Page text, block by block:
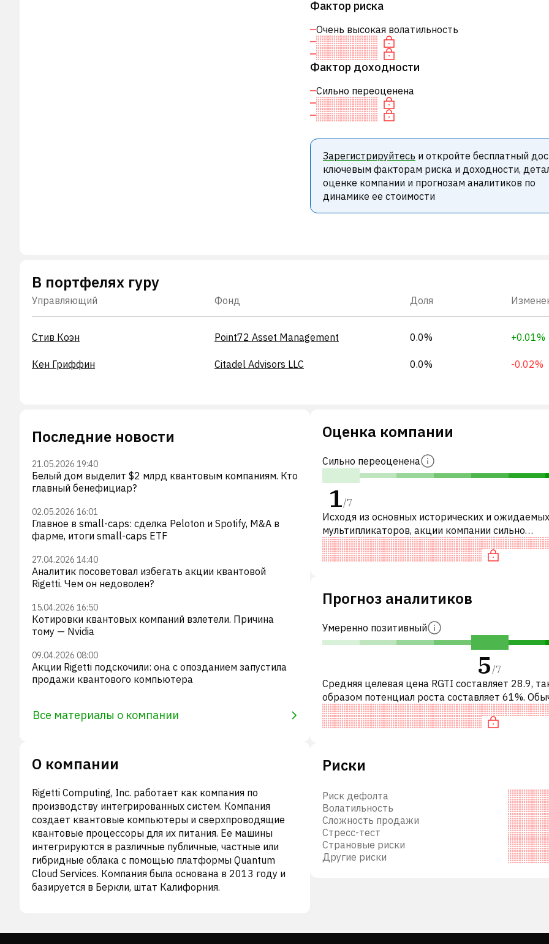
Фактор риска
Очень высокая волатильность
Фактор доходности
Сильно переоценена
Зарегистрируйтесь и откройте бесплатный
ключевым факторам риска и доходности,
оценке компании и прогнозам аналитиков по
динамике ее стоимости
В портфелях гуру
Управляющий Фонд Доля
Стив Коэн Point72 Asset Management 0.0% +0.01%
Кен Гриффин Citadel Advisors LLC 0.0% -0.02%
Последние новости
21.05.2026 19:40
Белый дом выделит $2 млрд квантовым компаниям. Кто
главный бенефициар?
02.05.2026 16:01
Главное в small-caps: сделка Peloton и Spotify, M&A в
фарме, итоги small-caps ETF
27.04.2026 14:40
Аналитик посоветовал избегать акции квантовой
Rigetti. Чем он недоволен?
15.04.2026 16:50
Котировки квантовых компаний взлетели. Причина
тому — Nvidia
09.04.2026 08:00
Акции Rigetti подскочили: она с опозданием запустила
продажи квантового компьютера
Все материалы о компании
О компании
Rigetti Computing, Inc. работает как компания по
производству интегрированных систем. Компания
создает квантовые компьютеры и сверхпроводящие
квантовые процессоры для их питания. Ее машины
интегрируются в различные публичные, частные или
гибридные облака с помощью платформы Quantum
Cloud Services. Компания была основана в 2013 году и
базируется в Беркли, штат Калифорния.
Оценка компании
Сильно переоценена
1/7
Исходя из основных исторических и ожидаемых
мультипликаторов, акции компании сильно
переоценены по сравнению с аналогичными
компаниями.
Прогноз аналитиков
Умеренно позитивный
5/7
Средняя целевая цена RGTI составляет 28.9,
образом потенциал роста составляет 61%.
означает рекомендацию «ПОКУПАТЬ» среди
инвестиционных компаний или рек
Риски
Риск дефолта
Волатильность
Сложность продажи
Стресс-тест
Страновые риски
Другие риски